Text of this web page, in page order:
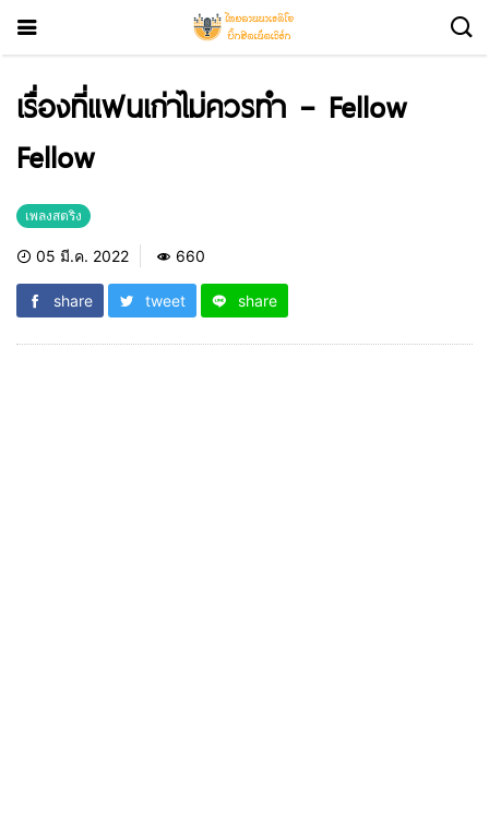
เรื่องที่แฟนเก่าไม่ควรทำ – Fellow
Fellow
เพลงสตริง
05 มี.ค. 2022 660
share tweet share